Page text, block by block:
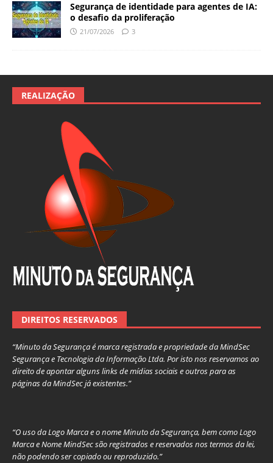
Segurança de identidade para agentes de IA:
o desafio da proliferação
21/07/2026 3
REALIZAÇÃO
DIREITOS RESERVADOS
“Minuto da Segurança é marca registrada e propriedade da MindSec
Segurança e Tecnologia da Informação Ltda. Por isto nos reservamos ao
direito de apontar alguns links de mídias sociais e outros para as
páginas da MindSec já existentes.”
“O uso da Logo Marca e o nome Minuto da Segurança, bem como Logo
Marca e Nome MindSec são registrados e reservados nos termos da lei,
não podendo ser copiado ou reproduzido.”